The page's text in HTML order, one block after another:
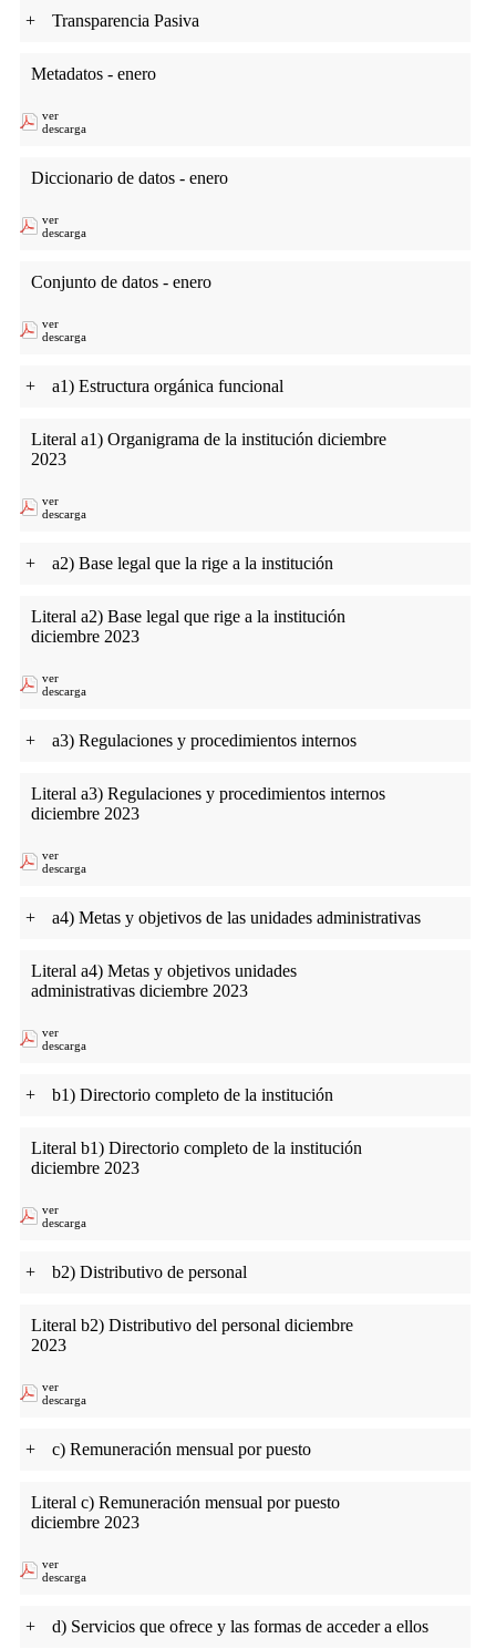
+ Transparencia Pasiva
Metadatos - enero
ver
descarga
Diccionario de datos - enero
ver
descarga
Conjunto de datos - enero
ver
descarga
+ a1) Estructura orgánica funcional
Literal a1) Organigrama de la institución diciembre
2023
ver
descarga
+ a2) Base legal que la rige a la institución
Literal a2) Base legal que rige a la institución
diciembre 2023
ver
descarga
+ a3) Regulaciones y procedimientos internos
Literal a3) Regulaciones y procedimientos internos
diciembre 2023
ver
descarga
+ a4) Metas y objetivos de las unidades administrativas
Literal a4) Metas y objetivos unidades
administrativas diciembre 2023
ver
descarga
+ b1) Directorio completo de la institución
Literal b1) Directorio completo de la institución
diciembre 2023
ver
descarga
+ b2) Distributivo de personal
Literal b2) Distributivo del personal diciembre
2023
ver
descarga
+ c) Remuneración mensual por puesto
Literal c) Remuneración mensual por puesto
diciembre 2023
ver
descarga
+ d) Servicios que ofrece y las formas de acceder a ellos